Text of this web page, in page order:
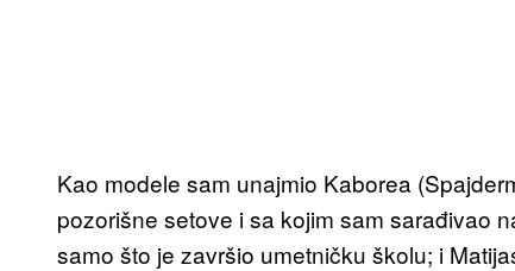
Kao modele sam unajmio Kaborea
pozorišne setove i sa kojim sam sarađivao
samo što je završio umetničku školu; i